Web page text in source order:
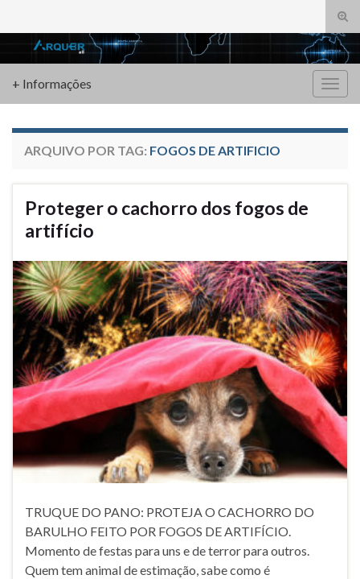
de
Search for:
+ Informações
ARQUIVO POR TAG: FOGOS DE ARTIFICIO
Proteger o cachorro dos fogos de
artifício
TRUQUE DO PANO: PROTEJA O CACHORRO DO
BARULHO FEITO POR FOGOS DE ARTIFÍCIO.
Momento de festas para uns e de terror para outros.
Quem tem animal de estimação, sabe como é